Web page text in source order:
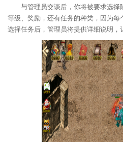
与管理员交谈后，你将被要求选
等级、奖励，还有任务的种类，因为每
选择任务后，管理员将提供详细说明，